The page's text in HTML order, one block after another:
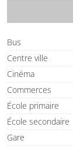
Bus
Centre ville
Cinéma
Commerces
École primaire
École secondaire
Gare